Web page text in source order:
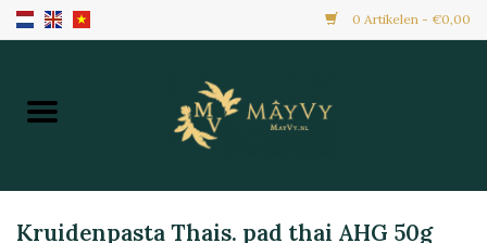
0 Artikelen - €0,00
Home
Nieuw Binnen
Kruidenpasta Thais. pad thai AHG 50g